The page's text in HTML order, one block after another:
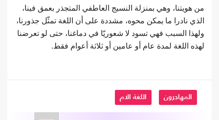
من هويتنا، وهي بمنزلة النسيج العاطفي المتجذر بعمق فينا،
الذي نادرا ما يمكن محوه، مشددة على أن اللغة تمثّل جذورنا،
ولهذا السبب فهي تسود لا شعوريّا في دماغنا، حتى لو تعرضنا
لهذه اللغة لمدة عام أو عامين أو ثلاثة أعوام فقط.
المهاجرون اللغة الام